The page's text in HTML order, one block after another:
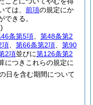
ては、 前項の規定にか
できる。
条第5項
第48条第2
項 第66条第2項
第90
2項並びに第126条第2
につきこれらの規定に
日を含む期間について